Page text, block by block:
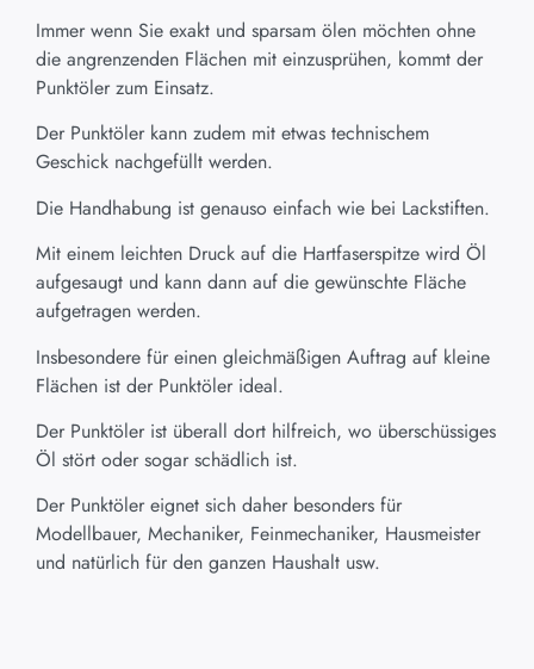
Immer wenn Sie exakt und sparsam ölen möchten ohne
die angrenzenden Flächen mit einzusprühen, kommt der
Punktöler zum Einsatz.
Der Punktöler kann zudem mit etwas technischem
Geschick nachgefüllt werden.
Die Handhabung ist genauso einfach wie bei Lackstiften.
Mit einem leichten Druck auf die Hartfaserspitze wird Öl
aufgesaugt und kann dann auf die gewünschte Fläche
aufgetragen werden.
Insbesondere für einen gleichmäßigen Auftrag auf kleine
Flächen ist der Punktöler ideal.
Der Punktöler ist überall dort hilfreich, wo überschüssiges
Öl stört oder sogar schädlich ist.
Der Punktöler eignet sich daher besonders für
Modellbauer, Mechaniker, Feinmechaniker, Hausmeister
und natürlich für den ganzen Haushalt usw.